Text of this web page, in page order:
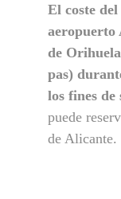
El coste
aeropuerto
de
pas)
los fines de
puede
de Alicante.